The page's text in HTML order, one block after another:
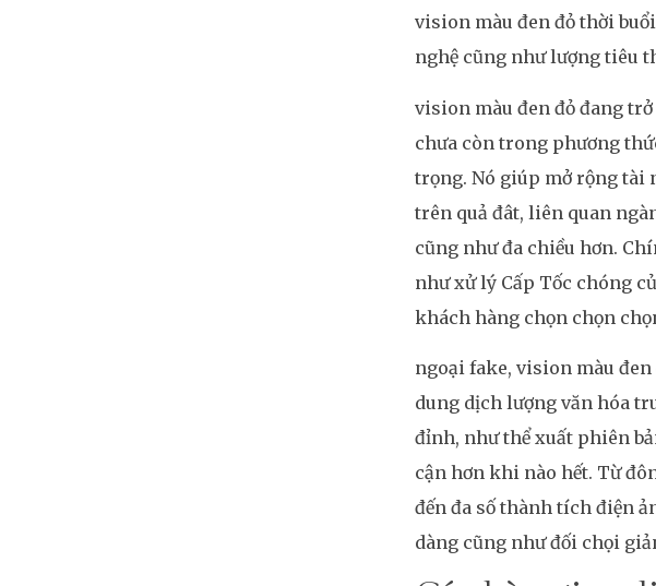
vision màu đen đỏ thời
nghệ cũng như lượng tiêu
vision màu đen đỏ đang
chưa còn trong phương
trọng. Nó giúp mở rộng tài
trên quả đât, liên quan
cũng như đa chiều hơn.
như xử lý Cấp Tốc chóng
khách hàng chọn chọn
ngoại fake, vision màu
dung dịch lượng văn hóa
đỉnh, như thể xuất phiên
cận hơn khi nào hết. Từ
đến đa số thành tích điện
dàng cũng như đối chọi